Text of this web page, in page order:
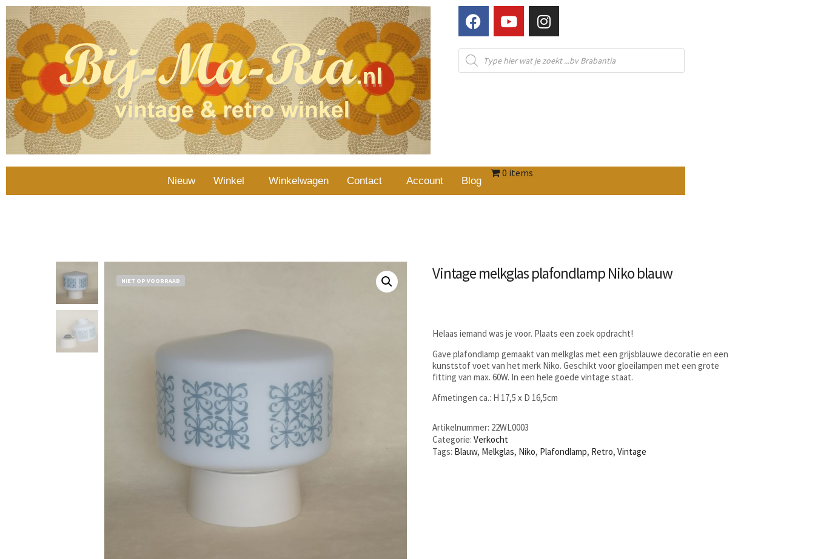
Nieuw Winkel Winkelwagen Contact Account Blog
0 items
NIET OP VOORRAAD Vintage melkglas plafondlamp Niko blauw
Helaas iemand was je voor. Plaats een zoek opdracht!
Gave plafondlamp gemaakt van melkglas met een grijsblauwe decoratie en een
kunststof voet van het merk Niko. Geschikt voor gloeilampen met een grote
fitting van max. 60W. In een hele goede vintage staat.
Afmetingen ca.: H 17,5 x D 16,5cm
Artikelnummer: 22WL0003
Categorie:Verkocht
Tags: Blauw, Melkglas, Niko, Plafondlamp, Retro,Vintage